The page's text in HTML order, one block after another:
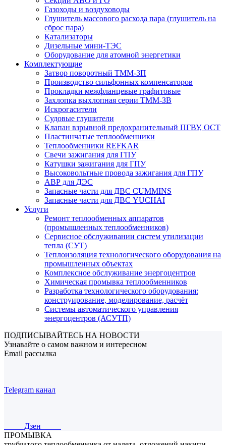
Газоходы и воздуховоды
Глушитель массового расхода пара (глушитель на
сброс пара)
Катализаторы
Дизельные мини-ТЭС
Оборудование для атомной энергетики
Комплектующие
Затвор поворотный ТММ-ЗП
Производство сильфонных компенсаторов
Прокладки межфланцевые графитовые
Захлопка выхлопная серии ТММ-ЗВ
Искрогасители
Судовые глушители
Клапан взрывной предохранительный ПГВУ, ОСТ
Пластинчатые теплообменники
Теплообменники REFKAR
Свечи зажигания для ГПУ
Катушки зажигания для ГПУ
Высоковольтные провода зажигания для ГПУ
АВР для ДЭС
Запасные части для ДВС CUMMINS
Запасные части для ДВС YUCHAI
Услуги
Ремонт теплообменных аппаратов
(промышленных теплообменников)
Сервисное обслуживании систем утилизации
тепла (СУТ)
Теплоизоляция технологического оборудования на
промышленных объектах
Комплексное обслуживание энергоцентров
Химическая промывка теплообменников
Разработка технологического оборудования:
конструирование, моделирование, расчёт
Системы автоматического управления
энергоцентров (АСУТП)
ПОДПИСЫВАЙТЕСЬ НА НОВОСТИ
Узнавайте о самом важном и интересном
Email рассылка
Telegram канал
Дзен
ПРОМЫВКА